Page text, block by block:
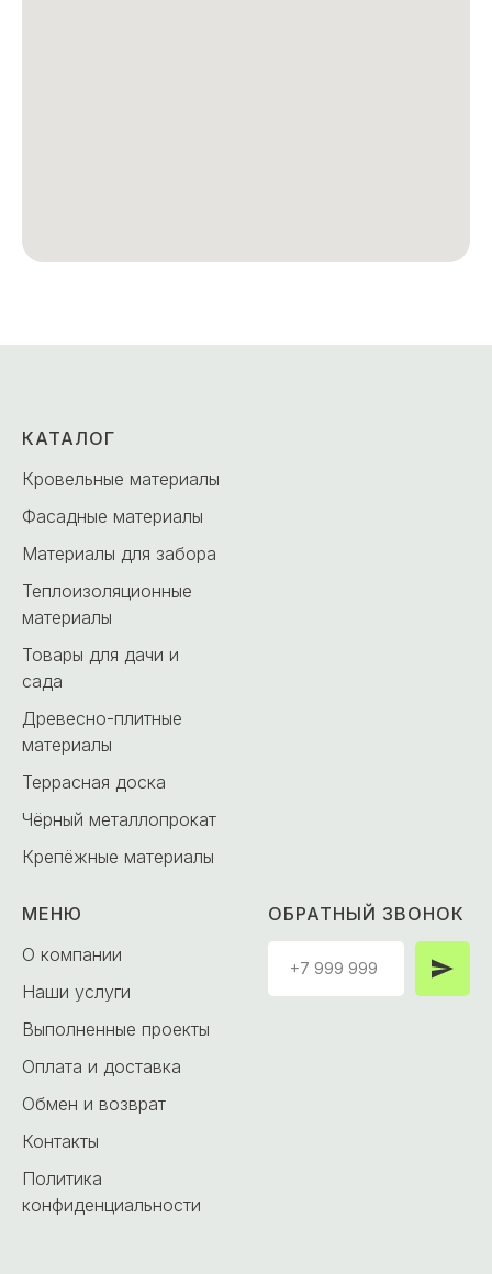
КАТАЛОГ
Кровельные материалы
Фасадные материалы
Материалы для забора
Теплоизоляционные
материалы
Товары для дачи и
сада
Древесно-плитные
материалы
Террасная доска
Чёрный металлопрокат
Крепёжные материалы
МЕНЮ
О компании
Наши услуги
Выполненные проекты
Оплата и доставка
Обмен и возврат
Контакты
Политика
конфиденциальности
ОБРАТНЫЙ ЗВОНОК